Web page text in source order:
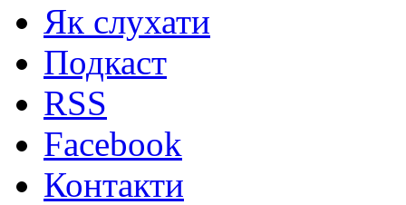
Як слухати
Подкаст
RSS
Facebook
Контакти